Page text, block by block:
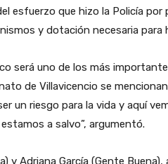
esfuerzo que hizo la Policía
y dotación necesaria para
será uno de los más
de Villavicencio se
un riesgo para la vida y aquí
a salvo”, argumentó.
y Adriana García (Gente